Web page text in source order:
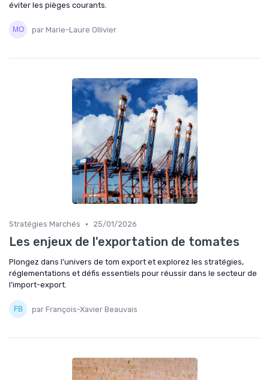
éviter les pièges courants.
par Marie-Laure Ollivier
Stratégies Marchés • 25/01/2026
Les enjeux de l'exportation de tomates
Plongez dans l’univers de tom export et explorez les stratégies,
réglementations et défis essentiels pour réussir dans le secteur de
l’import-export.
par François-Xavier Beauvais